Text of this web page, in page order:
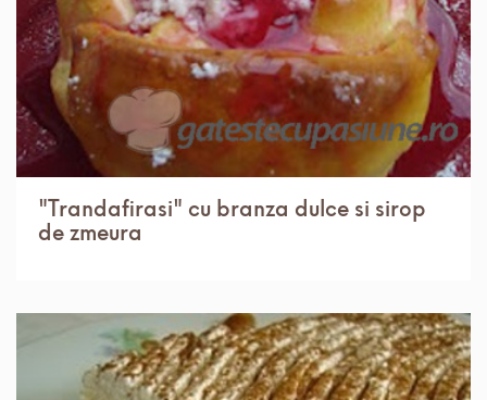
"Trandafirasi" cu branza dulce si sirop
de zmeura